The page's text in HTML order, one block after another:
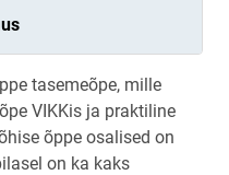
tasemeõpe, mille
VIKKis ja praktiline
õppe osalised on
on ka kaks